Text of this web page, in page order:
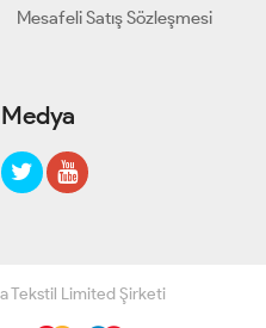
Mesafeli Satış Sözleşmesi
Tekstil Limited Şirketi